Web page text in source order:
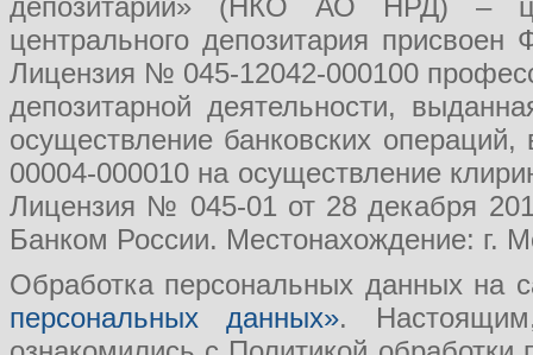
депозитарий» (НКО АО НРД) –
центрального депозитария
Лицензия № 045-12042-000100
депозитарной деятельности,
осуществление банковских
00004-000010 на осуществление
Лицензия № 045-01 от 28 декабря
Банком России. Местонахождение: г.
Обработка персональных данных на
персональных данных».